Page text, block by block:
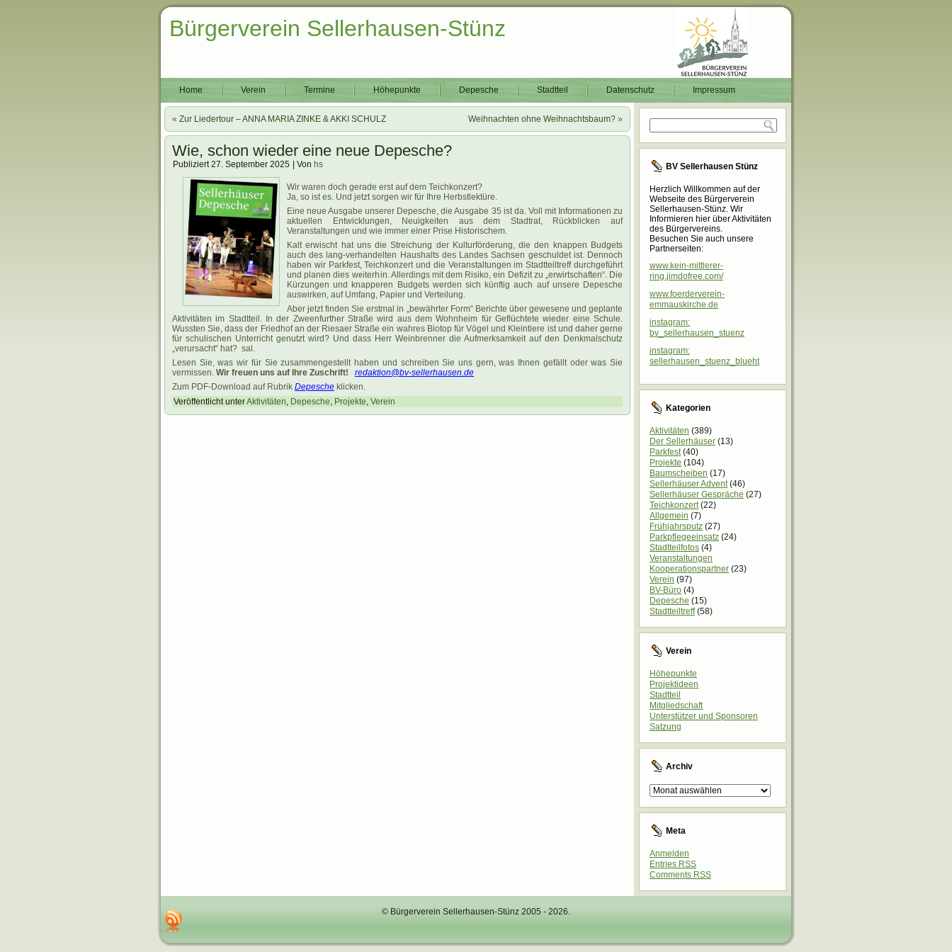
Bürgerverein Sellerhausen-Stünz
Home Verein Termine Höhepunkte Depesche Stadtteil Datenschutz Impressum
« Zur Liedertour – ANNA MARIA ZINKE & AKKI SCHULZ Weihnachten ohne Weihnachtsbaum? »
Wie, schon wieder eine neue Depesche?
Publiziert 27. September 2025 Von hs
Wir waren doch gerade erst auf dem Teichkonzert?
Ja, so ist es. Und jetzt sorgen wir für Ihre Herbstlektüre.
Eine neue Ausgabe unserer Depesche, die Ausgabe 35 ist da. Voll mit Informationen zu
aktuellen Entwicklungen, Neuigkeiten aus dem Stadtrat, Rückblicken auf
Veranstaltungen und wie immer einer Prise Historischem.
Kalt erwischt hat uns die Streichung der Kulturförderung, die den knappen Budgets
auch des lang-verhandelten Haushalts des Landes Sachsen geschuldet ist. Dennoch
haben wir Parkfest, Teichkonzert und die Veranstaltungen im Stadtteiltreff durchgeführt
und planen dies weiterhin. Allerdings mit dem Risiko, ein Defizit zu „erwirtschaften“. Die
Kürzungen und knapperen Budgets werden sich künftig auch auf unsere Depesche
auswirken, auf Umfang, Papier und Verteilung.
Aber jetzt finden Sie erstmal in „bewährter Form“ Berichte über gewesene und geplante
Aktivitäten im Stadtteil. In der Zweenfurther Straße wird aus dem Wohnheim für Geflüchtete wieder eine Schule.
Wussten Sie, dass der Friedhof an der Riesaer Straße ein wahres Biotop für Vögel und Kleintiere ist und daher gerne
für schulischen Unterricht genutzt wird? Und dass Herr Weinbrenner die Aufmerksamkeit auf den Denkmalschutz
„verursacht“ hat? sal.
Lesen Sie, was wir für Sie zusammengestellt haben und schreiben Sie uns gern, was Ihnen gefällt oder was Sie
vermissen. Wir freuen uns auf Ihre Zuschrift!
redaktion@bv-sellerhausen.de
Zum PDF-Download auf Rubrik Depesche klicken.
Veröffentlicht unterAktivitäten, Depesche, Projekte, Verein
BV Sellerhausen Stünz
Herzlich Willkommen auf der
Webseite des Bürgerverein
Sellerhausen-Stünz. Wir
Informieren hier über Aktivitäten
des Bürgervereins.
Besuchen Sie auch unsere
Partnerseiten:
www.kein-mittlerer-
ring.jimdofree.com/
www.foerderverein-
emmauskirche.de
instagram:
bv_sellerhausen_stuenz
instagram:
sellerhausen_stuenz_blueht
Kategorien
Aktivitäten (389)
Der Sellerhäuser (13)
Parkfest(40)
Projekte (104)
Baumscheiben (17)
Sellerhäuser Advent(46)
Sellerhäuser Gespräche (27)
Teichkonzert(22)
Allgemein (7)
Frühjahrsputz (27)
Parkpflegeeinsatz (24)
Stadtteilfotos (4)
Veranstaltungen
Kooperationspartner (23)
Verein (97)
BV-Büro (4)
Depesche (15)
Stadtteiltreff(58)
Verein
Höhepunkte
Projektideen
Stadtteil
Mitgliedschaft
Unterstützer und Sponsoren
Satzung
Archiv
Archiv
Meta
Anmelden
Entries RSS
Comments RSS
© Bürgerverein Sellerhausen-Stünz 2005 - 2026.